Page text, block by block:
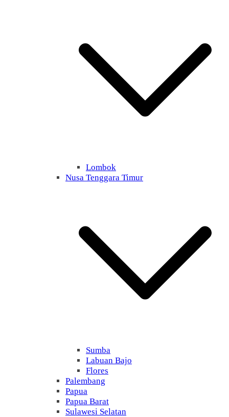
Lombok
Nusa Tenggara Timur
Sumba
Labuan Bajo
Flores
Palembang
Papua
Papua Barat
Sulawesi Selatan